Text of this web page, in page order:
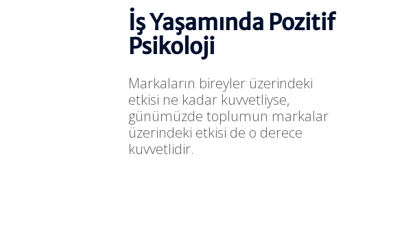
İş Yaşamında Pozitif
Psikoloji
Markaların bireyler üzerindeki
etkisi ne kadar kuvvetliyse,
günümüzde toplumun markalar
üzerindeki etkisi de o derece
kuvvetlidir.